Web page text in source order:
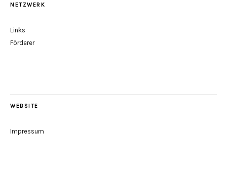
NETZWERK
Links
Förderer
WEBSITE
Impressum